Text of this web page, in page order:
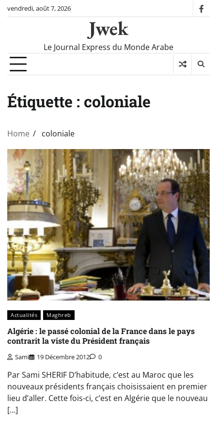
Skipvendredi, août 7, 2026
Jwek
Le Journal Express du Monde Arabe
Étiquette : coloniale
Home coloniale
Actualités Maghreb
Algérie : le passé colonial de la France dans le pays
contrarit la viste du Président français
Sami 19 Décembre 2012 0
Par Sami SHERIF D’habitude, c’est au Maroc que les
nouveaux présidents français choisissaient en premier
lieu d’aller. Cette fois-ci, c’est en Algérie que le nouveau
[…]